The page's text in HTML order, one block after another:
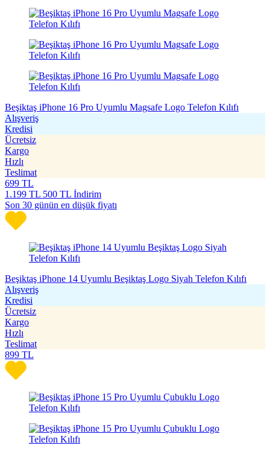
Beşiktaş iPhone 16 Pro Uyumlu Magsafe Logo Telefon Kılıfı
Alışveriş
Kredisi
Ücretsiz
Kargo
Hızlı
Teslimat
699 TL
1.199 TL 500 TL İndirim
Son 30 günün en düşük fiyatı
Beşiktaş iPhone 14 Uyumlu Beşiktaş Logo Siyah Telefon Kılıfı
Alışveriş
Kredisi
Ücretsiz
Kargo
Hızlı
Teslimat
899 TL